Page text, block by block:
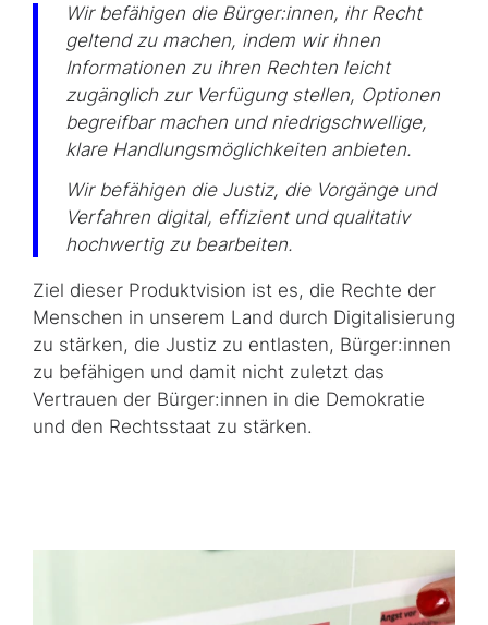
Wir befähigen die Bürger:innen, ihr Recht
geltend zu machen, indem wir ihnen
Informationen zu ihren Rechten leicht
zugänglich zur Verfügung stellen, Optionen
begreifbar machen und niedrigschwellige,
klare Handlungsmöglichkeiten anbieten.
Wir befähigen die Justiz, die Vorgänge und
Verfahren digital, effizient und qualitativ
hochwertig zu bearbeiten.
Ziel dieser Produktvision ist es, die Rechte der
Menschen in unserem Land durch Digitalisierung
zu stärken, die Justiz zu entlasten, Bürger:innen
zu befähigen und damit nicht zuletzt das
Vertrauen der Bürger:innen in die Demokratie
und den Rechtsstaat zu stärken.